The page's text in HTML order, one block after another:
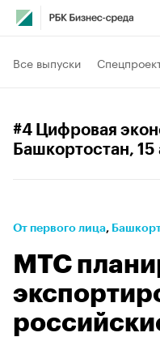
Все выпуски
#4 Цифровая
Башкортостан, 15
От первого лица⁠,
МТС